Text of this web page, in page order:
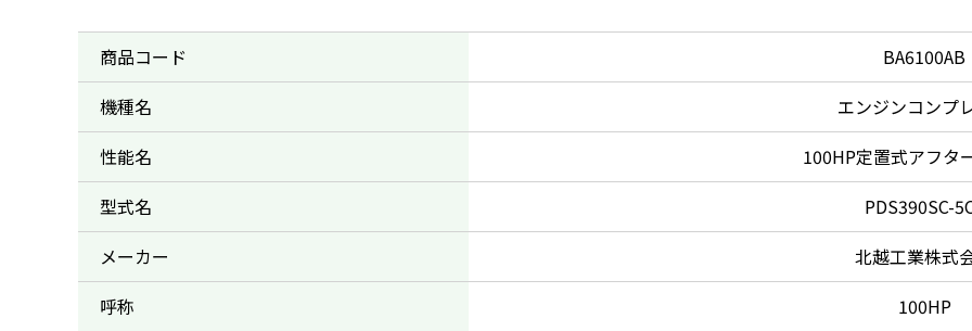
商品コード
BA6100AB
機種名
エンジンコンプ
性能名
100HP定置式アフタ
型式名
PDS390SC-
メーカー
北越工業株式
呼称
100HP